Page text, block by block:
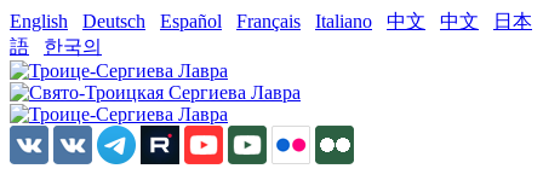
English Deutsch Español Français Italiano 中文 中文
日本
語
한국의